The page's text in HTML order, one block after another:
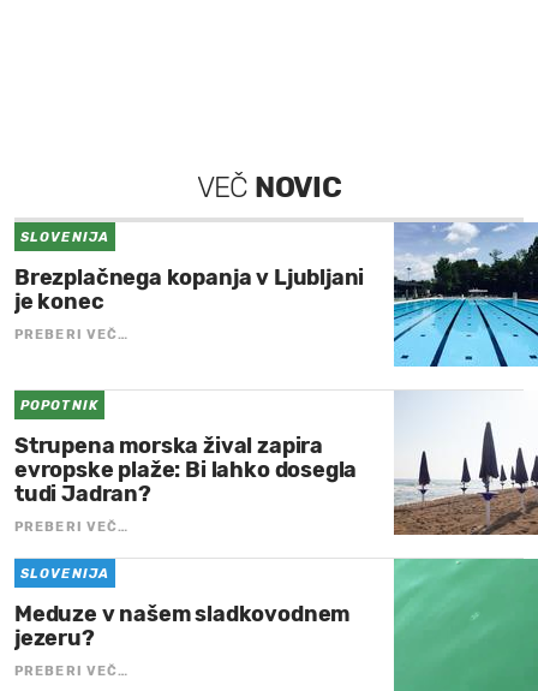
VEČ NOVIC
SLOVENIJA
Brezplačnega kopanja v Ljubljani
je konec
PREBERI VEČ…
POPOTNIK
Strupena morska žival zapira
evropske plaže: Bi lahko dosegla
tudi Jadran?
PREBERI VEČ…
SLOVENIJA
Meduze v našem sladkovodnem
jezeru?
PREBERI VEČ…